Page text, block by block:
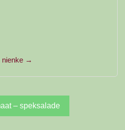
nienke →
– speksalade